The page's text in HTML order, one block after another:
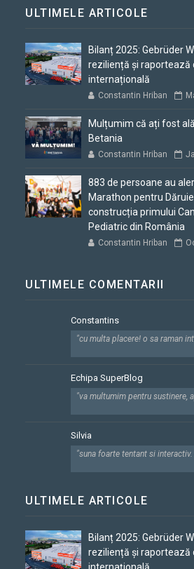
ULTIMELE ARTICOLE
Bilanț 2025: Gebrüder
reziliență și raportează
internațională
Constantin Hriban
Mulțumim că ați fost
Betania
Constantin Hriban
883 de persoane au
Marathon pentru
construcția primului
Pediatric din România
Constantin Hriban
ULTIMELE COMENTARII
Constantins
"cu multa placere! o sa raman
Echipa SuperBlog
"va multumim pentru sustinere,
Silvia
"suna foarte tentant si
ULTIMELE ARTICOLE
Bilanț 2025: Gebrüder
reziliență și raportează